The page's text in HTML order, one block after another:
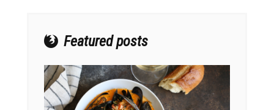
Featured posts